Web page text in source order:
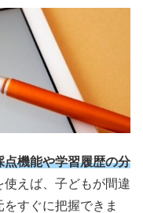
点機能や学習履歴の分
えば、子どもが間違
すぐに把握できま